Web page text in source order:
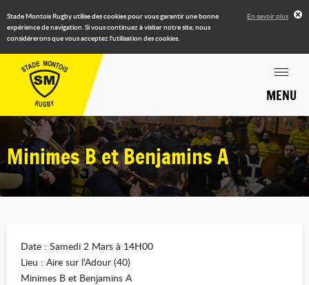
Stade Montois Rugby utilise des cookies pour vous garantir une bonne
expérience de navigation. Si vous continuez à visiter notre site, nous
considérerons que vous acceptez l'utilisation des cookies.
En savoir plus
MENU
Minimes B et Benjamins A
Date : Samedi 2 Mars à 14H00
Lieu : Aire sur l'Adour (40)
Minimes B et Benjamins A